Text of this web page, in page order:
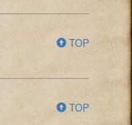
TOP
TOP